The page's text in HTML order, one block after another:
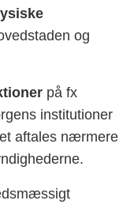
og
på fx
institutioner
aftales nærmere